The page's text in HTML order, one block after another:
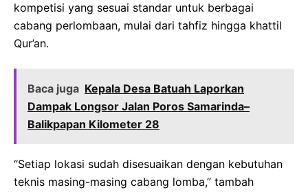
kompetisi yang sesuai standar untuk berbagai
cabang perlombaan, mulai dari tahfiz hingga khattil
Qur’an.
Baca juga Kepala Desa Batuah Laporkan
Dampak Longsor Jalan Poros Samarinda–
Balikpapan Kilometer 28
“Setiap lokasi sudah disesuaikan dengan kebutuhan
teknis masing-masing cabang lomba,” tambah